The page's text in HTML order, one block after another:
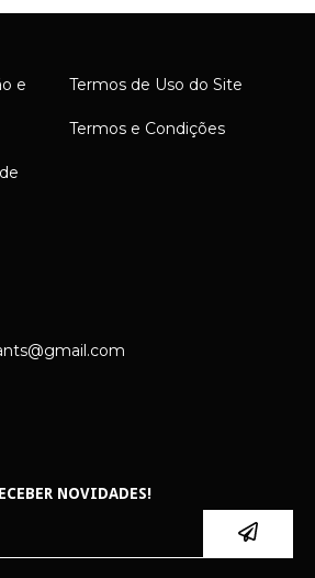
e
Termos de Uso do Site
Termos e Condições
NOVIDADES!